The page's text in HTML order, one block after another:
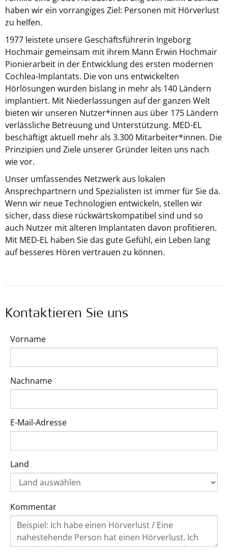
haben wir ein vorrangiges Ziel: Personen mit Hörverlust
zu helfen.
1977 leistete unsere Geschäftsführerin Ingeborg
Hochmair gemeinsam mit ihrem Mann Erwin Hochmair
Pionierarbeit in der Entwicklung des ersten modernen
Cochlea-Implantats. Die von uns entwickelten
Hörlösungen wurden bislang in mehr als 140 Ländern
implantiert. Mit Niederlassungen auf der ganzen Welt
bieten wir unseren Nutzer*innen aus über 175 Ländern
verlässliche Betreuung und Unterstützung. MED-EL
beschäftigt aktuell mehr als 3.300 Mitarbeiter*innen. Die
Prinzipien und Ziele unserer Gründer leiten uns nach
wie vor.
Unser umfassendes Netzwerk aus lokalen
Ansprechpartnern und Spezialisten ist immer für Sie da.
Wenn wir neue Technologien entwickeln, stellen wir
sicher, dass diese rückwärtskompatibel sind und so
auch Nutzer mit älteren Implantaten davon profitieren.
Mit MED-EL haben Sie das gute Gefühl, ein Leben lang
auf besseres Hören vertrauen zu können.
Kontaktieren Sie uns
Vorname
Nachname
E-Mail-Adresse
Land
Kommentar